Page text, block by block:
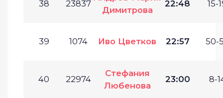
38 23837
Димитрова
22:48 15-
39 1074 Иво Цветков 22:57 50-
40 22974
Стефания
Любенова
23:00 8-